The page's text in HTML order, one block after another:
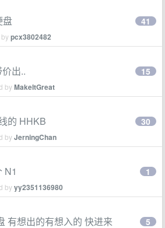
盘
pcx3802482
41
出..
byMakeItGreat
15
的 HHKB
byJerningChan
30
N1
byyy2351136980
1
有想出的有想入的 快进来 5